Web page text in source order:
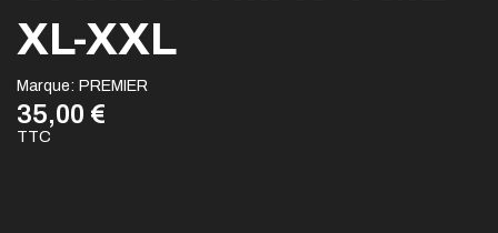
XL-XXL
Marque: PREMIER
35,00 €
TTC